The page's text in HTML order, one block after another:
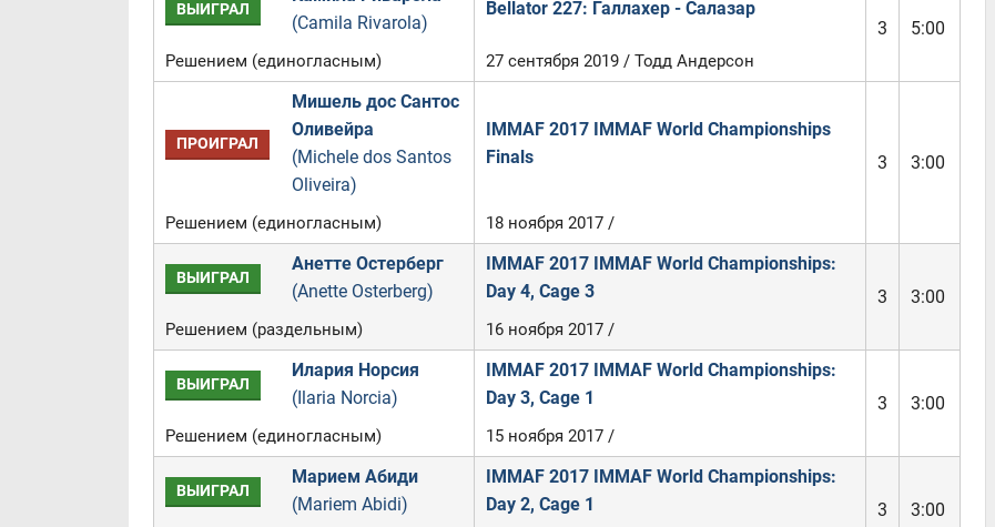
ВЫИГРАЛ
(Camila Rivarola)
Bellator 227: Галлахер - Салазар
3
5:00
Решением (единогласным) 27 сентября 2019 / Тодд Андерсон
ПРОИГРАЛ
Мишель дос Сантос
Оливейра
(Michele dos Santos
Oliveira)
IMMAF 2017 IMMAF World Championships
Finals
3 3:00
Решением (единогласным) 18 ноября 2017 /
ВЫИГРАЛ
Анетте Остерберг
(Anette Osterberg)
IMMAF 2017 IMMAF World Championships:
Day 4, Cage 3
3 3:00
Решением (раздельным) 16 ноября 2017 /
ВЫИГРАЛ
Илария Норсия
(Ilaria Norcia)
IMMAF 2017 IMMAF World Championships:
Day 3, Cage 1
3 3:00
Решением (единогласным) 15 ноября 2017 /
ВЫИГРАЛ
Марием Абиди
(Mariem Abidi)
IMMAF 2017 IMMAF World Championships:
Day 2, Cage 1
3 3:00